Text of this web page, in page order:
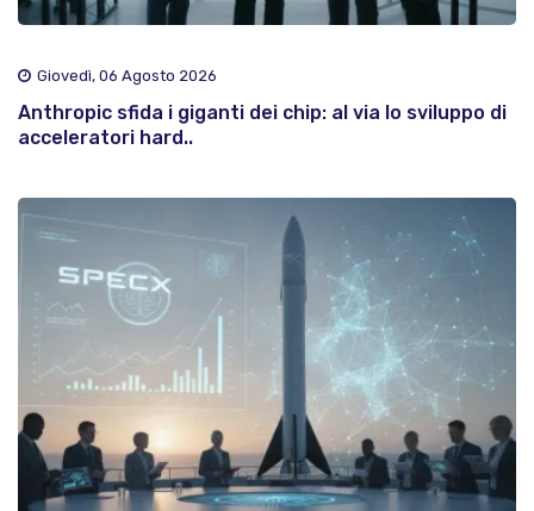
Giovedì, 06 Agosto 2026
Anthropic sfida i giganti dei chip: al via lo sviluppo di
acceleratori hard..